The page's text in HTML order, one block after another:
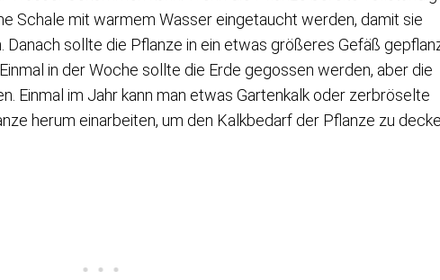
Schale mit warmem Wasser eingetaucht werden, damit sie
Danach sollte die Pflanze in ein etwas größeres Gefäß
in der Woche sollte die Erde gegossen werden, aber die
Einmal im Jahr kann man etwas Gartenkalk oder zerbröselte
herum einarbeiten, um den Kalkbedarf der Pflanze zu